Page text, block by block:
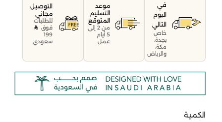
في
اليوم
التالي
خاص
بجدة،
مكة،
والرياض
موعد
التسليم
المتوقع
من 2 إلى
5 أيام
عمل
التوصيل
مجاني
للطلبات
فوق
199
سعودي
الكمية